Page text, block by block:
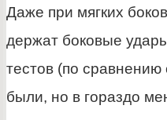
Даже при мягких
держат боковые
тестов (по
были, но в гораздо